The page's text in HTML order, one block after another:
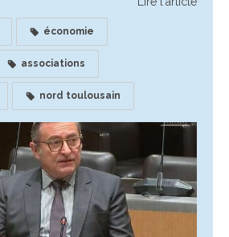
économie
associations
nord toulousain